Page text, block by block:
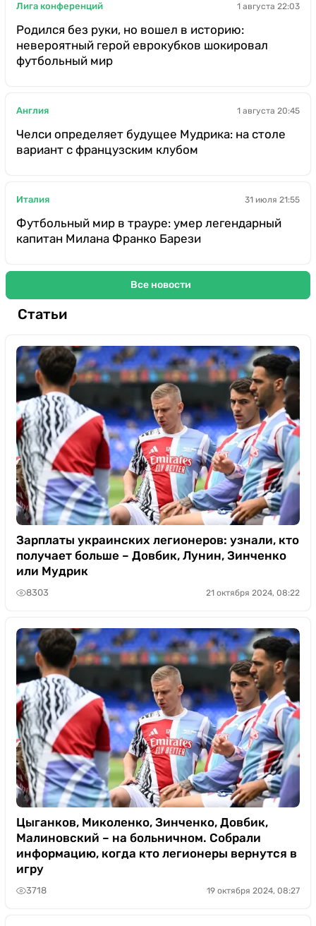
Лига конференций 1 августа 22:03
Родился без руки, но вошел в историю:
невероятный герой еврокубков шокировал
футбольный мир
Англия 1 августа 20:45
Челси определяет будущее Мудрика: на столе
вариант с французским клубом
Италия 31 июля 21:55
Футбольный мир в трауре: умер легендарный
капитан Милана Франко Барези
Все новости
Статьи
Зарплаты украинских легионеров: узнали, кто
получает больше – Довбик, Лунин, Зинченко
или Мудрик
8303 21 октября 2024, 08:22
Цыганков, Миколенко, Зинченко, Довбик,
Малиновский – на больничном. Собрали
информацию, когда кто легионеры вернутся в
игру
3718 19 октября 2024, 08:27